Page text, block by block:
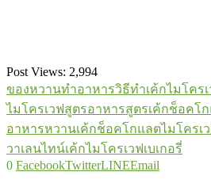
Post Views: 2,994
ของหวานทำอาหารวิธีทำเค้กไมโครเ
ไมโครเวฟสูตรอาหารสูตรเค้กช็อคโ
อาหารหวานเค้กช็อคโกแลตไมโครเ
วาเลนไทน์เค้กไมโครเวฟเบเกอรี่
0 FacebookTwitterLINEEmail